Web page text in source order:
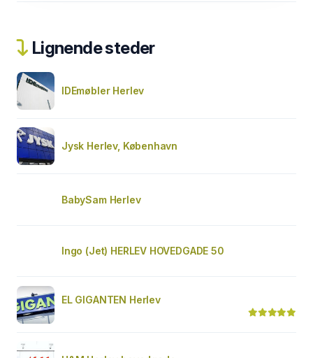
Lignende steder
IDEmøbler Herlev
Jysk Herlev, København
BabySam Herlev
Ingo (Jet) HERLEV HOVEDGADE 50
EL GIGANTEN Herlev